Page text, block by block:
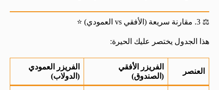
⚖️ 3. مقارنة سريعة (الأفقي vs العمودي) ⭐
هذا الجدول يختصر عليك الحيرة:
العنصر
الفريزر الأفقي
(الصندوق)
الفريزر العمودي
(الدولاب)